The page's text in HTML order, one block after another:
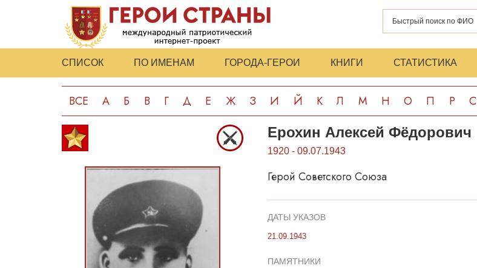
СПИСОК ПО ИМЕНАМ ГОРОДА-ГЕРОИ КНИГИ СТАТИСТИКА
ВСЕ А Б В Г Д Е Ж З И Й К Л М Н О П Р С
Ерохин Алексей Фёдорович
1920 - 09.07.1943
Герой Советского Союза
ДАТЫ УКАЗОВ
21.09.1943
ПАМЯТНИКИ